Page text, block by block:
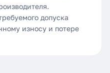
допуска
износу и потере